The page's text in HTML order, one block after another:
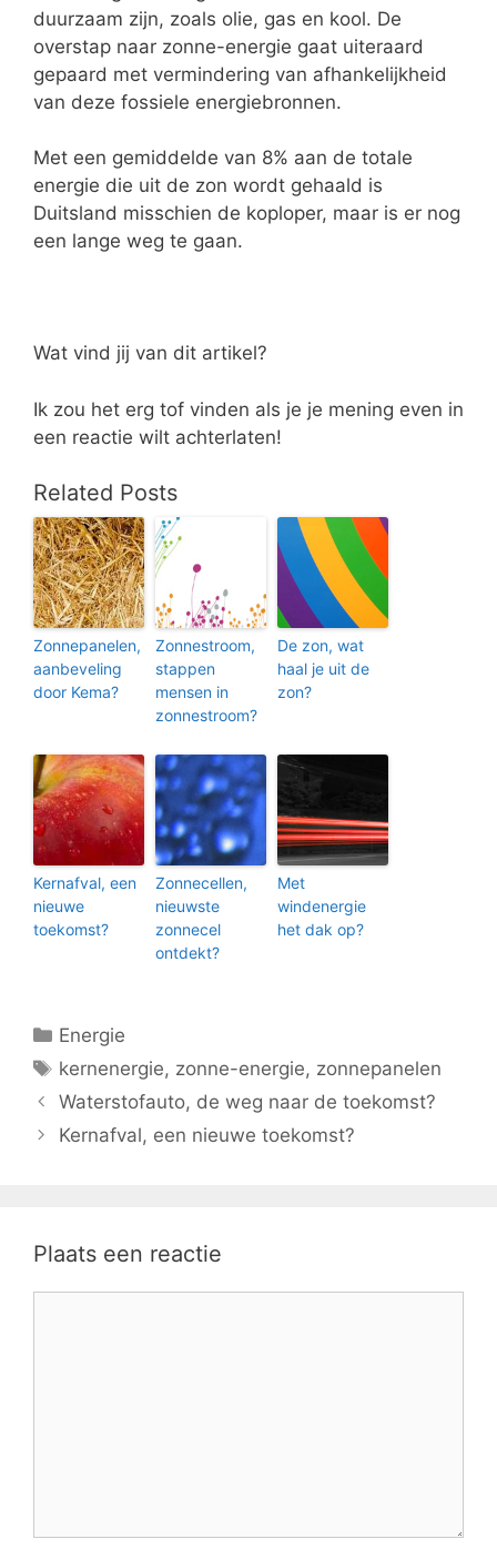
duurzaam zijn, zoals olie, gas en kool. De
overstap naar zonne-energie gaat uiteraard
gepaard met vermindering van afhankelijkheid
van deze fossiele energiebronnen.
Met een gemiddelde van 8% aan de totale
energie die uit de zon wordt gehaald is
Duitsland misschien de koploper, maar is er nog
een lange weg te gaan.
Wat vind jij van dit artikel?
Ik zou het erg tof vinden als je je mening even in
een reactie wilt achterlaten!
Related Posts
Zonnepanelen,
aanbeveling
door Kema?
Zonnestroom,
stappen
mensen in
zonnestroom?
De zon, wat
haal je uit de
zon?
Kernafval, een
nieuwe
toekomst?
Zonnecellen,
nieuwste
zonnecel
ontdekt?
Met
windenergie
het dak op?
Categorieën
Energie
Tags
kernenergie, zonne-energie, zonnepanelen
Waterstofauto, de weg naar de toekomst?
Kernafval, een nieuwe toekomst?
Plaats een reactie